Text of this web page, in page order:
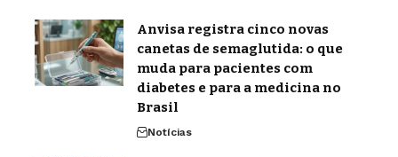
Anvisa registra cinco novas
canetas de semaglutida: o que
muda para pacientes com
diabetes e para a medicina no
Brasil
Notícias